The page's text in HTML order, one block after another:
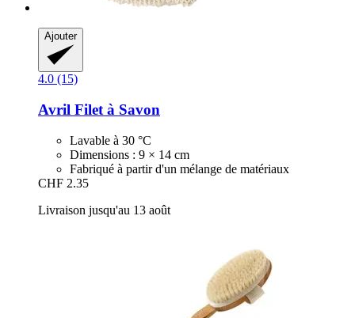
Ajouter
4.0 (15)
Avril Filet à Savon
Lavable à 30 °C
Dimensions : 9 × 14 cm
Fabriqué à partir d'un mélange de matériaux
CHF 2.35
Livraison jusqu'au 13 août